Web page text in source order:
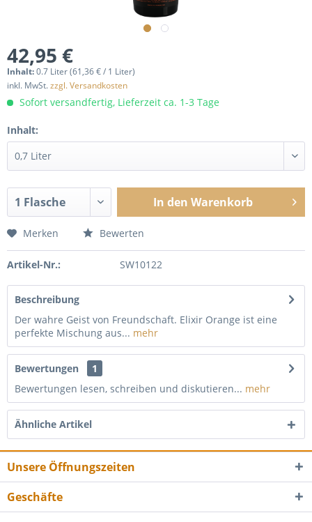
42,95 €
Inhalt:0.7 Liter (61,36 € / 1 Liter)
inkl. MwSt.zzgl. Versandkosten
Sofort versandfertig, Lieferzeit ca. 1-3 Tage
Inhalt:
In den Warenkorb
Merken Bewerten
Artikel-Nr.: SW10122
Beschreibung
Der wahre Geist von Freundschaft. Elixir Orange ist eine
perfekte Mischung aus... mehr
Bewertungen
1
Bewertungen lesen, schreiben und diskutieren... mehr
Ähnliche Artikel
Unsere Öffnungszeiten
Geschäfte